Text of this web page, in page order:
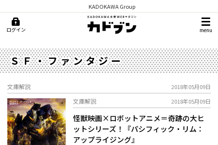
KADOKAWA Group
ログイン menu
ＳＦ・ファンタジー
文庫解説 2018年05月09日
文庫解説 2018年05月09日
怪獣映画×ロボットアニメ＝奇跡の大ヒ
ットシリーズ！『パシフィック・リム：
アップライジング』